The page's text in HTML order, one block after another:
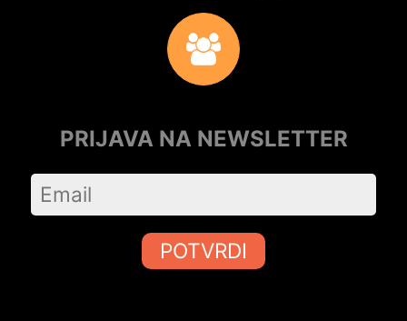
PRIJAVA NA NEWSLETTER
POTVRDI